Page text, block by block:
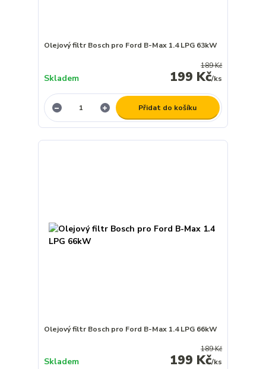
Olejový filtr Bosch pro Ford B-Max 1.4 LPG 63kW
189 Kč
199 Kč/ks
Skladem
Přidat do košíku
Olejový filtr Bosch pro Ford B-Max 1.4 LPG 66kW
189 Kč
199 Kč/ks
Skladem